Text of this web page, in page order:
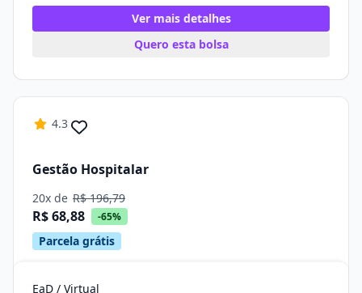
Ver mais detalhes
Quero esta bolsa
4.3
Gestão Hospitalar
20x de R$ 196,79
R$ 68,88 -65%
Parcela grátis
EaD / Virtual